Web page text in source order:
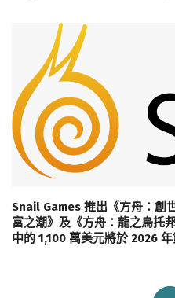
Snail Games 推出《方舟：創
富之潮》及《方舟：龍之烏托
中的 1,100 萬美元將於 2026